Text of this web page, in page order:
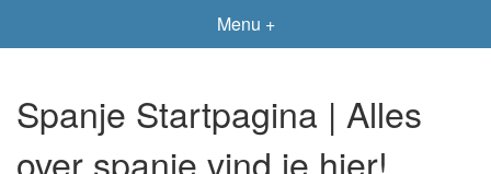
Menu +
Spanje Startpagina | Alles
over spanje vind je hier!